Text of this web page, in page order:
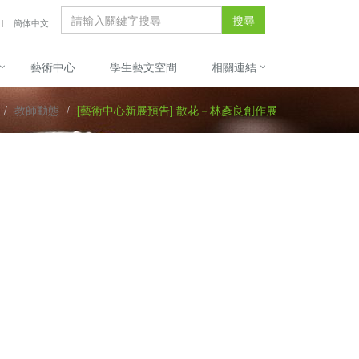
簡体中文 搜尋
藝術中心 學生藝文空間 相關連結
教師動態 [藝術中心新展預告] 散花－林彥良創作展